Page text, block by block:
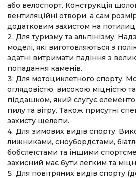
або велоспорт. Конструкція
вентиляційні отвори, а сам
додатковим захистом на
Для туризму та альпінізму.
моделі, які виготовляються з
здатні витримати падіння з
попадання каменів.
Для мотоциклетного спорту.
оглядовістю, високою міцністю
піддашком, який слугує
пилу та вітру. Також присутні
захисту щелепи.
Для зимових видів спорту.
лижниками, сноубордстами,
бобслеїстами та іншими
захисний має бути легким та
Для повітряних видів спорту